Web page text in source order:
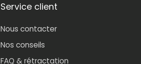
Service client
Nous contacter
Nos conseils
FAQ & rétractation